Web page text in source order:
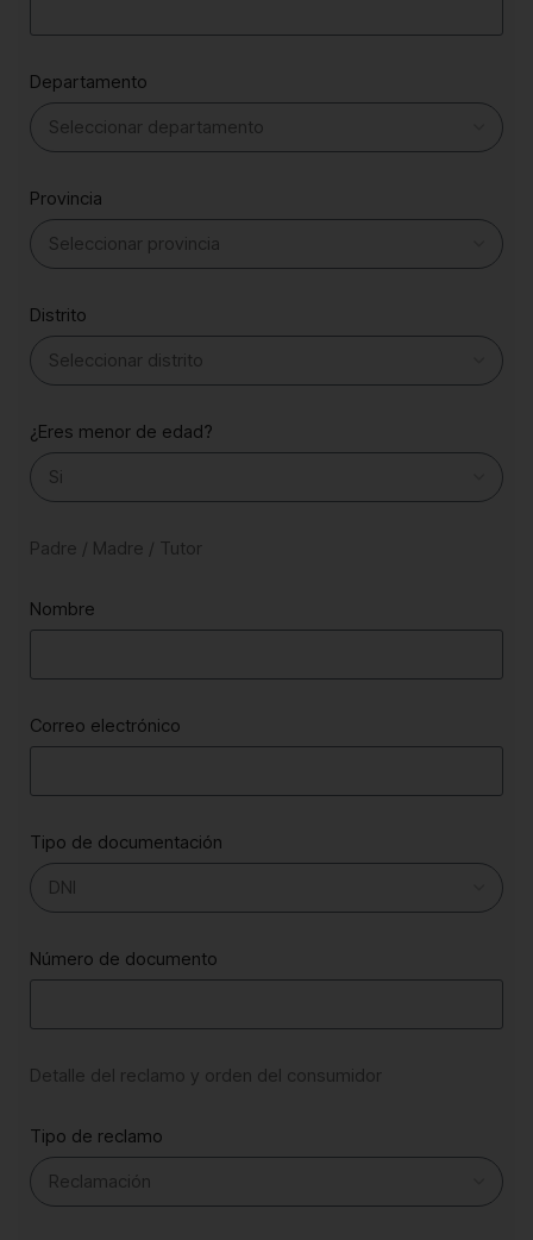
Departamento
Provincia
Distrito
¿Eres menor de edad?
Padre / Madre / Tutor
Nombre
Correo electrónico
Tipo de documentación
Número de documento
Detalle del reclamo y orden del consumidor
Tipo de reclamo